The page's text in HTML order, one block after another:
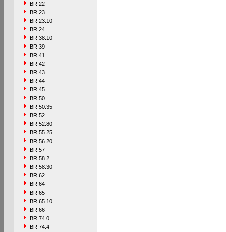
BR 22
BR 23
BR 23.10
BR 24
BR 38.10
BR 39
BR 41
BR 42
BR 43
BR 44
BR 45
BR 50
BR 50.35
BR 52
BR 52.80
BR 55.25
BR 56.20
BR 57
BR 58.2
BR 58.30
BR 62
BR 64
BR 65
BR 65.10
BR 66
BR 74.0
BR 74.4